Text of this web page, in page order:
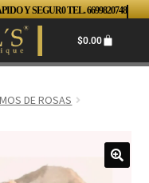
Y SEGUR0 TEL. 6699820748
$0.00
DE ROSAS